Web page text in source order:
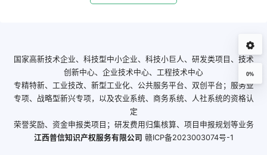
0%
国家高新技术企业、科技型中小企业、科技小巨人、研发类项目、技术
创新中心、企业技术中心、工程技术中心
专精特新、工业技改、新型工业化、公共服务平台、双创平台；服务业
专项、战略型新兴专项，以及农业系统、商务系统、人社系统的资格认
定
荣誉奖励、资金申报类项目；研发费用归集核算、项目申报规划等业务
江西普信知识产权服务有限公司 赣ICP备2023003074号-1